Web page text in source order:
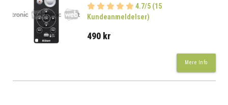
4.7/5 (15
Kundeanmeldelser)
490 kr
Mere Info